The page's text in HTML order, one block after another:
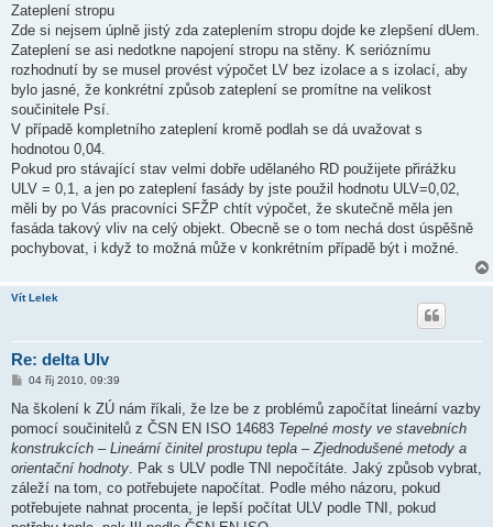
e
k
Zateplení stropu
Zde si nejsem úplně jistý zda zateplením stropu dojde ke zlepšení dUem.
Zateplení se asi nedotkne napojení stropu na stěny. K serióznímu
rozhodnutí by se musel provést výpočet LV bez izolace a s izolací, aby
bylo jasné, že konkrétní způsob zateplení se promítne na velikost
součinitele Psí.
V případě kompletního zateplení kromě podlah se dá uvažovat s
hodnotou 0,04.
Pokud pro stávající stav velmi dobře udělaného RD použijete přirážku
ULV = 0,1, a jen po zateplení fasády by jste použil hodnotu ULV=0,02,
měli by po Vás pracovníci SFŽP chtít výpočet, že skutečně měla jen
fasáda takový vliv na celý objekt. Obecně se o tom nechá dost úspěšně
pochybovat, i když to možná může v konkrétním případě být i možné.
Vít Lelek
Re: delta Ulv
P
í
p
ě
e
k
04 říj 2010, 09:39
Na školení k ZÚ nám říkali, že lze be z problémů započítat lineární vazby
pomocí součinitelů z ČSN EN ISO 14683 Tepelné mosty ve stavebních
konstrukcích – Lineární činitel prostupu tepla – Zjednodušené metody a
orientační hodnoty. Pak s ULV podle TNI nepočítáte. Jaký způsob vybrat,
záleží na tom, co potřebujete napočítat. Podle mého názoru, pokud
potřebujete nahnat procenta, je lepší počítat ULV podle TNI, pokud